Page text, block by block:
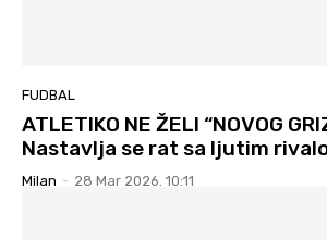
FUDBAL
ATLETIKO NE ŽELI “NOVOG
Nastavlja se rat sa ljutim
Milan - 28 Mar 2026. 10:11